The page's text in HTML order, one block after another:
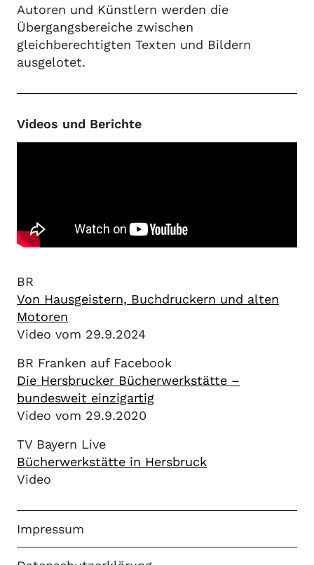
Autoren und Künstlern werden die
Übergangsbereiche zwischen
gleichberechtigten Texten und Bildern
ausgelotet.
Videos und Berichte
BR
Von Hausgeistern, Buchdruckern und alten
Motoren
Video vom 29.9.2024
BR Franken auf Facebook
Die Hersbrucker Bücherwerkstätte –
bundesweit einzigartig
Video vom 29.9.2020
TV Bayern Live
Bücherwerkstätte in Hersbruck
Video
Impressum